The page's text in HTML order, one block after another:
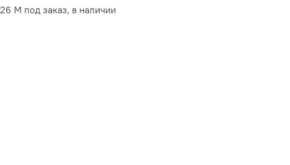
М под заказ, в наличии